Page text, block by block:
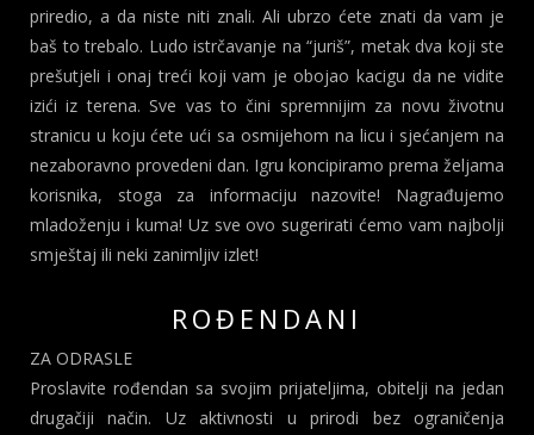
priredio, a da niste niti znali. Ali ubrzo ćete znati da vam je
baš to trebalo. Ludo istrčavanje na “juriš”, metak dva koji ste
prešutjeli i onaj treći koji vam je obojao kacigu da ne vidite
izići iz terena. Sve vas to čini spremnijim za novu životnu
stranicu u koju ćete ući sa osmijehom na licu i sjećanjem na
nezaboravno provedeni dan. Igru koncipiramo prema željama
korisnika, stoga za informaciju nazovite! Nagrađujemo
mladoženju i kuma! Uz sve ovo sugerirati ćemo vam najbolji
smještaj ili neki zanimljiv izlet!
ROĐENDANI
ZA ODRASLE
Proslavite rođendan sa svojim prijateljima, obitelji na jedan
drugačiji način. Uz aktivnosti u prirodi bez ograničenja